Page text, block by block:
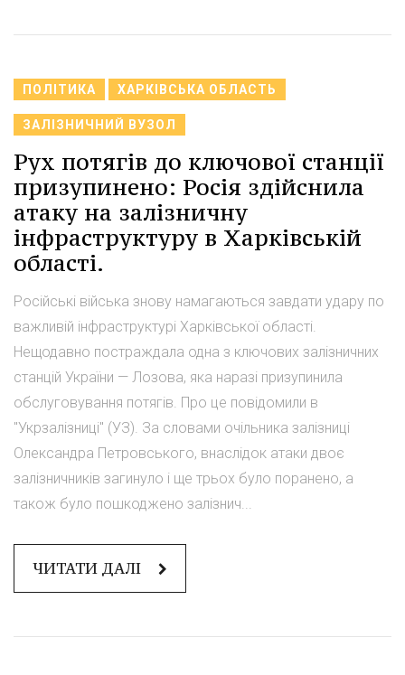
ПОЛІТИКА ХАРКІВСЬКА ОБЛАСТЬ
ЗАЛІЗНИЧНИЙ ВУЗОЛ
Рух потягів до ключової станції
призупинено: Росія здійснила
атаку на залізничну
інфраструктуру в Харківській
області.
Російські війська знову намагаються завдати удару по
важливій інфраструктурі Харківської області.
Нещодавно постраждала одна з ключових залізничних
станцій України — Лозова, яка наразі призупинила
обслуговування потягів. Про це повідомили в
"Укрзалізниці" (УЗ). За словами очільника залізниці
Олександра Петровського, внаслідок атаки двоє
залізничників загинуло і ще трьох було поранено, а
також було пошкоджено залізнич...
ЧИТАТИ ДАЛІ